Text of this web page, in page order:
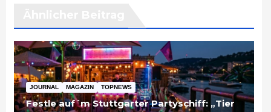
JOURNAL MAGAZIN TOPNEWS
Festle auf´m Stuttgarter Partyschiff: „Tier